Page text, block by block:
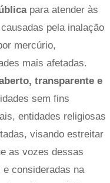
para atender às
pela inalação
mercúrio,
mais afetadas.
transparente e
sem fins
entidades religiosas
visando estreitar
as vozes dessas
consideradas na